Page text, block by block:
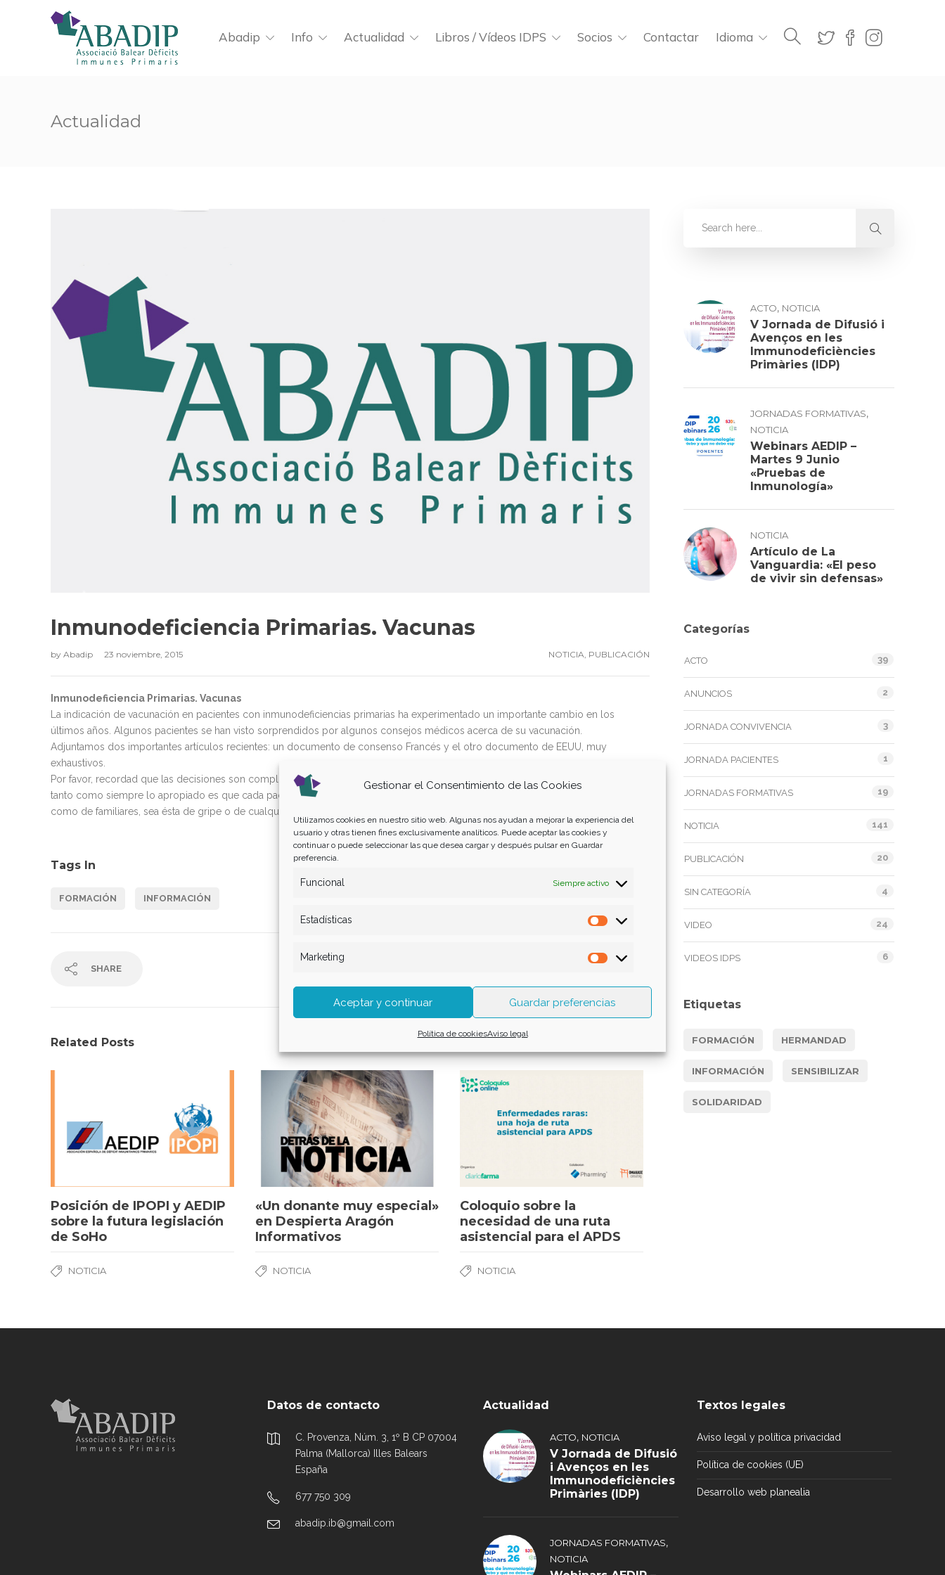
Gestionar el Consentimiento de las Cookies
Utilizamos cookies en nuestro sitio web. Algunas nos ayudan a mejorar la experiencia del
usuario y otras tienen fines exclusivamente analíticos. Puede aceptar las cookies y
continuar o puede seleccionar las que desea cargar y después pulsar en Guardar
preferencia.
Funcional Siempre activo
Estadísticas
Estadísticas
Marketing
Marketing
Aceptar y continuar Guardar preferencias
Política de cookiesAviso legal
Abadip Info Actualidad Libros / Vídeos IDPS Socios Contactar Idioma
Actualidad
Inmunodeficiencia Primarias. Vacunas
by Abadip 23 noviembre, 2015 NOTICIA, PUBLICACIÓN
Inmunodeficiencia Primarias. Vacunas
La indicación de vacunación en pacientes con inmunodeficiencias primarias ha experimentado un importante cambio en los
últimos años. Algunos pacientes se han visto sorprendidos por algunos consejos médicos acerca de su vacunación.
Adjuntamos dos importantes artículos recientes: un documento de consenso Francés y el otro documento de EEUU, muy
exhaustivos.
Por favor, recordad que las decisiones son complicadas y varían mucho según el tipo de Inmunodeficiencia Primaria IDP,s, por lo
tanto como siempre lo apropiado es que cada paciente consulte con su médico el plan de vacunación tanto del propio paciente
como de familiares, sea ésta de gripe o de cualquier otra vacuna.
Tags In
FORMACIÓN INFORMACIÓN
SHARE
Related Posts
Posición de IPOPI y AEDIP
sobre la futura legislación
de SoHo
NOTICIA
«Un donante muy especial»
en Despierta Aragón
Informativos
NOTICIA
Coloquio sobre la
necesidad de una ruta
asistencial para el APDS
NOTICIA
ACTO, NOTICIA
V Jornada de Difusió i
Avenços en les
Immunodeficiències
Primàries (IDP)
JORNADAS FORMATIVAS,
NOTICIA
Webinars AEDIP –
Martes 9 Junio
«Pruebas de
Inmunología»
NOTICIA
Artículo de La
Vanguardia: «El peso
de vivir sin defensas»
Categorías
ACTO 39
ANUNCIOS 2
JORNADA CONVIVENCIA 3
JORNADA PACIENTES 1
JORNADAS FORMATIVAS 19
NOTICIA 141
PUBLICACIÓN 20
SIN CATEGORÍA 4
VIDEO 24
VIDEOS IDPS 6
Etiquetas
FORMACIÓN HERMANDAD
INFORMACIÓN SENSIBILIZAR
SOLIDARIDAD
Datos de contacto
C. Provenza, Núm. 3, 1º B CP 07004
Palma (Mallorca) Illes Balears
España
677 750 309
abadip.ib@gmail.com
Actualidad
ACTO, NOTICIA
V Jornada de Difusió
i Avenços en les
Immunodeficiències
Primàries (IDP)
JORNADAS FORMATIVAS,
NOTICIA
Textos legales
Aviso legal y política privacidad
Política de cookies (UE)
Desarrollo web planealia